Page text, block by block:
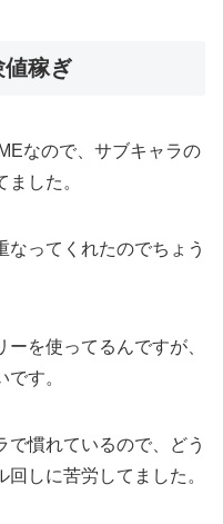
値稼ぎ
なので、サブキャラの
した。
なってくれたのでちょう
を使ってるんですが、
す。
で慣れているので、どう
しに苦労してました。